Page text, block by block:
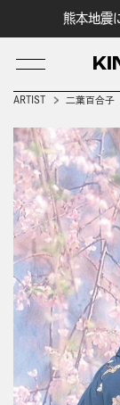
熊本地震
LOG IN
ARTIST 二葉百合子